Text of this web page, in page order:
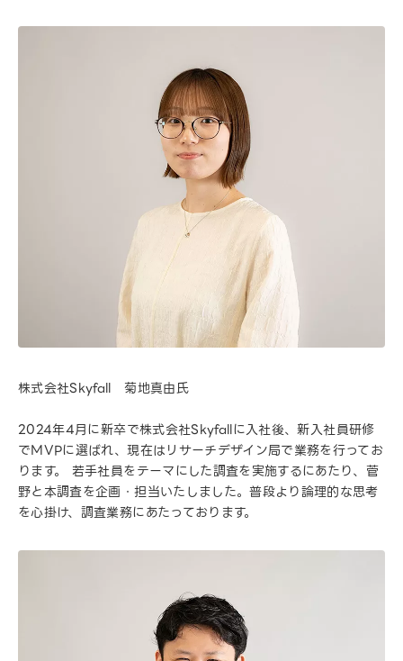
株式会社Skyfall 菊地真由氏
2024年4月に新卒で株式会社Skyfallに入社後、新入社員研修
でMVPに選ばれ、現在はリサーチデザイン局で業務を行ってお
ります。 若手社員をテーマにした調査を実施するにあたり、菅
野と本調査を企画・担当いたしました。普段より論理的な思考
を心掛け、調査業務にあたっております。